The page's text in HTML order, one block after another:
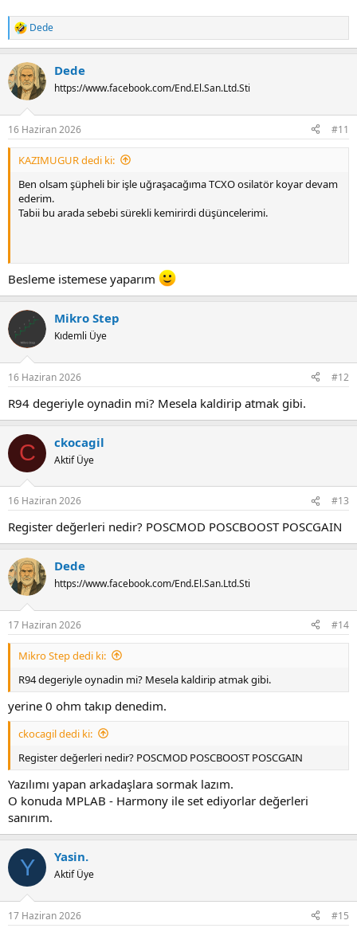
R
e
c
t
i
s
:
Dede
Dede
https://www.facebook.com/End.El.San.Ltd.Sti
16 Haziran 2026 #11
KAZIMUGUR dedi ki:
Ben olsam şüpheli bir işle uğraşacağıma TCXO osilatör koyar devam
ederim.
Tabii bu arada sebebi sürekli kemirirdi düşüncelerimi.
Besleme istemese yaparım
Mikro Step
Kıdemli Üye
16 Haziran 2026 #12
R94 degeriyle oynadin mi? Mesela kaldirip atmak gibi.
C ckocagil
Aktif Üye
16 Haziran 2026 #13
Register değerleri nedir? POSCMOD POSCBOOST POSCGAIN
Dede
https://www.facebook.com/End.El.San.Ltd.Sti
17 Haziran 2026 #14
Mikro Step dedi ki:
R94 degeriyle oynadin mi? Mesela kaldirip atmak gibi.
yerine 0 ohm takıp denedim.
ckocagil dedi ki:
Register değerleri nedir? POSCMOD POSCBOOST POSCGAIN
Yazılımı yapan arkadaşlara sormak lazım.
O konuda MPLAB - Harmony ile set ediyorlar değerleri
sanırım.
Y Yasin.
Aktif Üye
17 Haziran 2026 #15